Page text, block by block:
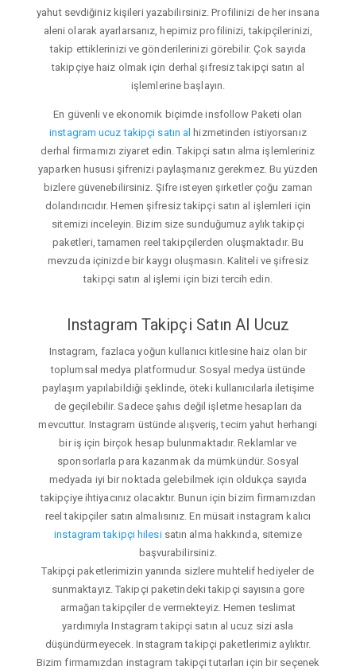
yahut sevdiğiniz kişileri yazabilirsiniz. Profilinizi de her insana
aleni olarak ayarlarsanız, hepimiz profilinizi, takipçilerinizi,
takip ettiklerinizi ve gönderilerinizi görebilir. Çok sayıda
takipçiye haiz olmak için derhal şifresiz takipçi satın al
işlemlerine başlayın.
En güvenli ve ekonomik biçimde insfollow Paketi olan
instagram ucuz takipçi satın al hizmetinden istiyorsanız
derhal firmamızı ziyaret edin. Takipçi satın alma işlemleriniz
yaparken hususi şifrenizi paylaşmanız gerekmez. Bu yüzden
bizlere güvenebilirsiniz. Şifre isteyen şirketler çoğu zaman
dolandırıcıdır. Hemen şifresiz takipçi satın al işlemleri için
sitemizi inceleyin. Bizim size sunduğumuz aylık takipçi
paketleri, tamamen reel takipçilerden oluşmaktadır. Bu
mevzuda içinizde bir kaygı oluşmasın. Kaliteli ve şifresiz
takipçi satın al işlemi için bizi tercih edin.
Instagram Takipçi Satın Al Ucuz
Instagram, fazlaca yoğun kullanıcı kitlesine haiz olan bir
toplumsal medya platformudur. Sosyal medya üstünde
paylaşım yapılabildiği şeklinde, öteki kullanıcılarla iletişime
de geçilebilir. Sadece şahıs değil işletme hesapları da
mevcuttur. Instagram üstünde alışveriş, tecim yahut herhangi
bir iş için birçok hesap bulunmaktadır. Reklamlar ve
sponsorlarla para kazanmak da mümkündür. Sosyal
medyada iyi bir noktada gelebilmek için oldukça sayıda
takipçiye ihtiyacınız olacaktır. Bunun için bizim firmamızdan
reel takipçiler satın almalısınız. En müsait instagram kalıcı
instagram takipçi hilesisatın alma hakkında, sitemize
başvurabilirsiniz.
Takipçi paketlerimizin yanında sizlere muhtelif hediyeler de
sunmaktayız. Takipçi paketindeki takipçi sayısına gore
armağan takipçiler de vermekteyiz. Hemen teslimat
yardımıyla Instagram takipçi satın al ucuz sizi asla
düşündürmeyecek. Instagram takipçi paketlerimiz aylıktır.
Bizim firmamızdan instagram takipçi tutarları için bir seçenek